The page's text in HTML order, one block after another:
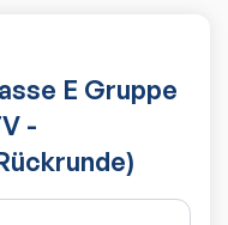
E Gruppe
-